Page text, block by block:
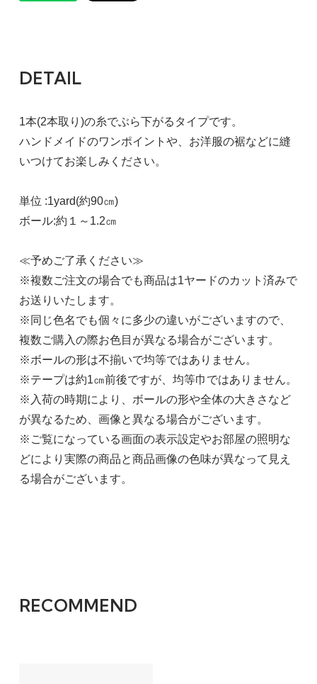
DETAIL
1本(2本取り)の糸でぶら下がるタイプです。
ハンドメイドのワンポイントや、お洋服の裾などに縫
いつけてお楽しみください。
単位 :1yard(約90㎝)
ボール:約１～1.2㎝
≪予めご了承ください≫
※複数ご注文の場合でも商品は1ヤードのカット済みで
お送りいたします。
※同じ色名でも個々に多少の違いがございますので、
複数ご購入の際お色目が異なる場合がございます。
※ボールの形は不揃いで均等ではありません。
※テープは約1㎝前後ですが、均等巾ではありません。
※入荷の時期により、ボールの形や全体の大きさなど
が異なるため、画像と異なる場合がございます。
※ご覧になっている画面の表示設定やお部屋の照明な
どにより実際の商品と商品画像の色味が異なって見え
る場合がございます。
RECOMMEND